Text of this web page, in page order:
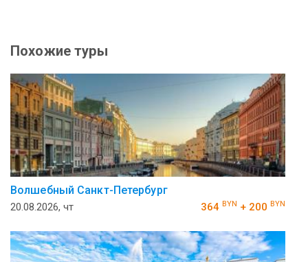
Похожие туры
Волшебный Санкт-Петербург
20.08.2026, чт 364 BYN + 200 BYN